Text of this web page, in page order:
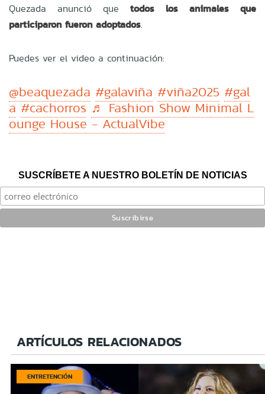
Quezada anunció que todos los animales que
participaron fueron adoptados.
Puedes ver el video a continuación:
@beaquezada #galaviña #viña2025 #gal
a #cachorros ♬ Fashion Show Minimal L
ounge House - ActualVibe
SUSCRÍBETE A NUESTRO BOLETÍN DE NOTICIAS
ARTÍCULOS RELACIONADOS
ENTRETENCIÓN